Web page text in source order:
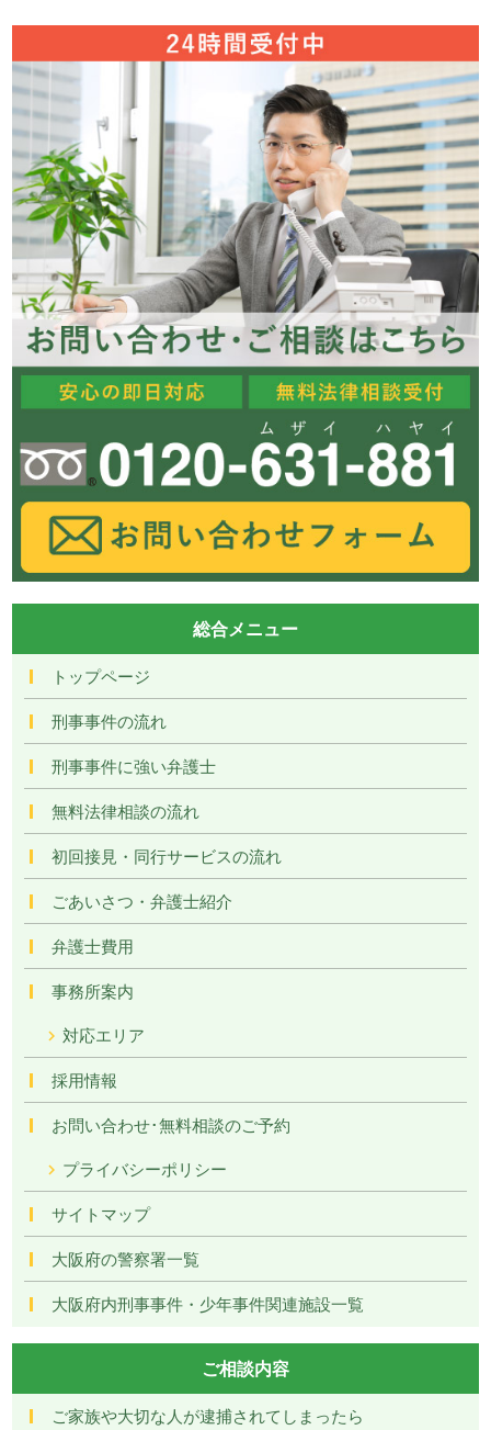
総合メニュー
トップページ
刑事事件の流れ
刑事事件に強い弁護士
無料法律相談の流れ
初回接見・同行サービスの流れ
ごあいさつ・弁護士紹介
弁護士費用
事務所案内
対応エリア
採用情報
お問い合わせ･無料相談のご予約
プライバシーポリシー
サイトマップ
大阪府の警察署一覧
大阪府内刑事事件・少年事件関連施設一覧
ご相談内容
ご家族や大切な人が逮捕されてしまったら